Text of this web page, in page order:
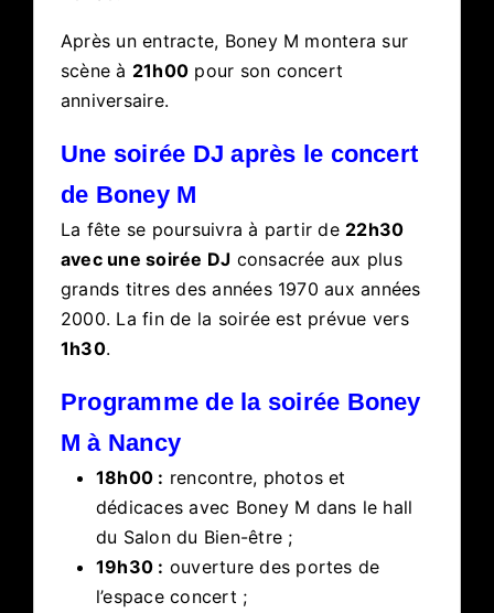
Après un entracte, Boney M montera sur
scène à 21h00 pour son concert
anniversaire.
Une soirée DJ après le concert
de Boney M
La fête se poursuivra à partir de 22h30
avec une soirée DJ consacrée aux plus
grands titres des années 1970 aux années
2000. La fin de la soirée est prévue vers
1h30.
Programme de la soirée Boney
M à Nancy
18h00 : rencontre, photos et
dédicaces avec Boney M dans le hall
du Salon du Bien-être ;
19h30 : ouverture des portes de
l’espace concert ;